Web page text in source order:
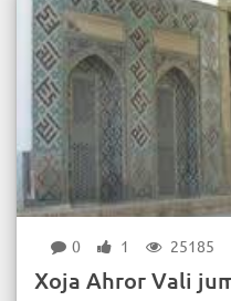
0 1 25185
Xoja Ahror Vali